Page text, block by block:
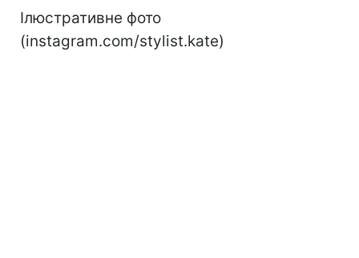
Ілюстративне фото
(instagram.com/stylist.kate)